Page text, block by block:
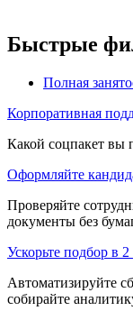
Быстрые
Полная
Корпоративная
Какой соцпакет вы
Оформляйте
Проверяйте
документы без
Ускорьте подбор в
Автоматизируйте
собирайте